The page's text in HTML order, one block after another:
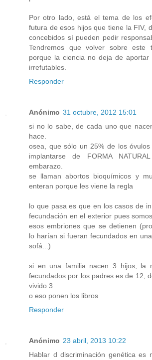
Por otro lado, está el tema de los
futura de esos hijos que tiene la FIV,
concebidos sí pueden pedir
Tendremos que volver sobre este
porque la ciencia no deja de
irrefutables.
Responder
Anónimo 31 octubre, 2012 15:01
si no lo sabe, de cada uno que
hace.
osea, que sólo un 25% de los
implantarse de FORMA
embarazo.
se llaman abortos bioquímicos y
enteran porque les viene la regla
lo que pasa es que en los casos de
fecundación en el exterior pues
esos embriones que se detienen
lo harían si fueran fecundados en
sofá...)
si en una familia nacen 3 hijos, la
fecundados por los padres es de 12,
vivido 3
o eso ponen los libros
Responder
Anónimo 23 abril, 2013 10:22
Hablar d discriminación genética es